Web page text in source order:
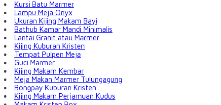
Kursi Batu Marmer
Lampu Meja Onyx
Ukuran Kijing Makam Bayi
Bathub Kamar Mandi Minimalis
Lantai Granit atau Marmer
Kijing Kuburan Kristen
Tempat Pulpen Meja
Guci Marmer
Kijing Makam Kembar
Meja Makan Marmer Tulungagung
Bongpay Kuburan Kristen
Kijing Makam Perjamuan Kudus